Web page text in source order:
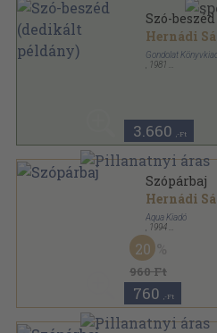
Szó-
Hernádi
Gondolat
1981
3.660 ,-Ft
Szópárbaj
Hernádi
Aqua Kiadó
1994
Ragasztott
960 Ft
20
760 ,-Ft